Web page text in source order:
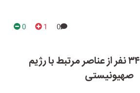
0
1
0
توقیف اموال ۳۴ نفر از عناصر مرتبط با رژیم
صهیونیستی